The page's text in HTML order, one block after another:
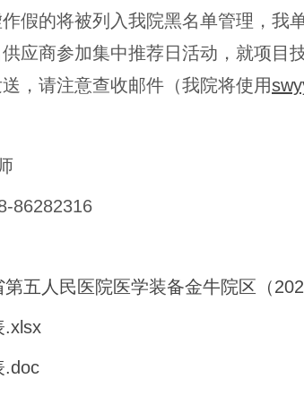
假的将被列入我院黑名单管理，我
应商参加集中推荐日活动，就项目
，请注意查收邮件（我院将使用
86282316
第五人民医院医学装备金牛院区（
.xlsx
.doc